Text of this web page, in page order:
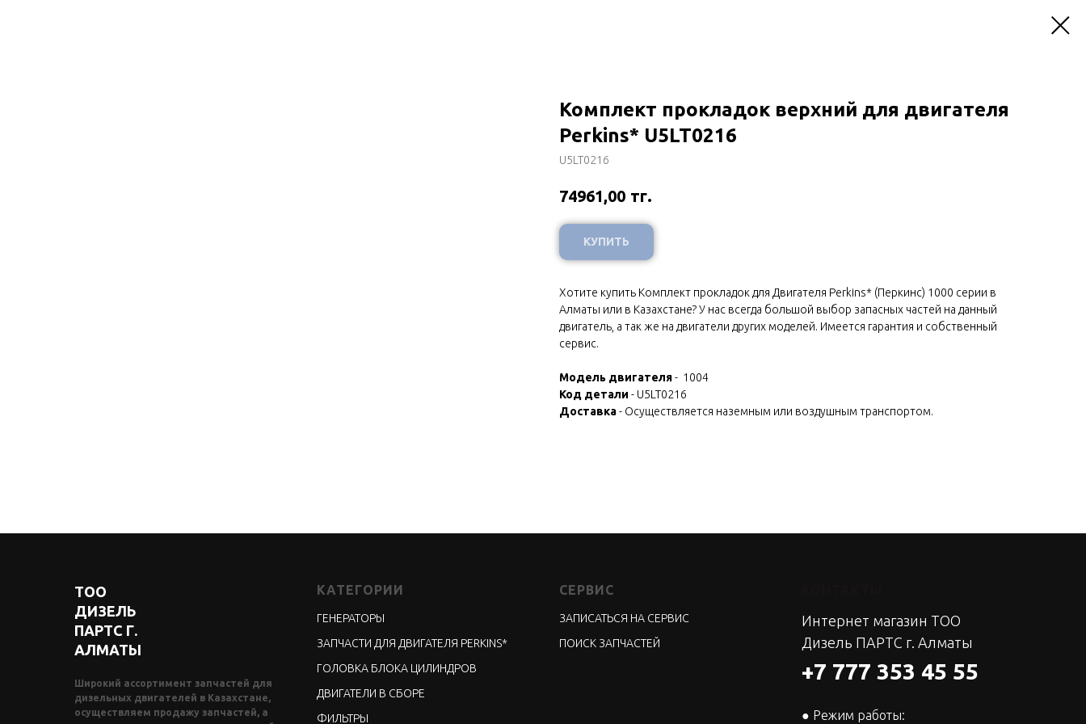
Комплект прокладок верхний для двигателя
Perkins* U5LT0216
U5LT0216
74961,00 тг.
КУПИТЬ
Хотите купить Комплект прокладок для Двигателя Perkins* (Перкинс) 1000 серии в
Алматы или в Казахстане? У нас всегда большой выбор запасных частей на данный
двигатель, а так же на двигатели других моделей. Имеется гарантия и собственный
сервис.
Модель двигателя- 1004
Код детали - U5LT0216
Доставка- Осуществляется наземным или воздушным транспортом.
ТОО
ДИЗЕЛЬ
ПАРТС Г.
АЛМАТЫ
Широкий ассортимент запчастей для
дизельных двигателей в Казахстане,
осуществляем продажу запчастей, а
КАТЕГОРИИ
ГЕНЕРАТОРЫ
ЗАПЧАСТИ ДЛЯ ДВИГАТЕЛЯ PERKINS*
ГОЛОВКА БЛОКА ЦИЛИНДРОВ
ДВИГАТЕЛИ В СБОРЕ
ФИЛЬТРЫ
СЕРВИС
ЗАПИСАТЬСЯ НА СЕРВИС
ПОИСК ЗАПЧАСТЕЙ
Интернет магазин ТОО
Дизель ПАРТС г. Алматы
+7 777 353 45 55
● Режим работы: